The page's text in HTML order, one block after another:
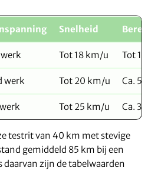
Snelheid
Tot 18 km/u Tot
werk Tot 20 km/u Ca.
Tot 25 km/u Ca.
testrit van 40 km met stevige
gemiddeld 85 km bij een
daarvan zijn de tabelwaarden